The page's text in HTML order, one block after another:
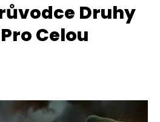
Druhy
Celou